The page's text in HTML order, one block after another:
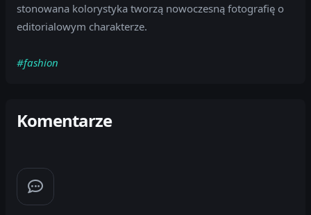
stonowana kolorystyka tworzą nowoczesną fotografię o
editorialowym charakterze.
#fashion
Komentarze